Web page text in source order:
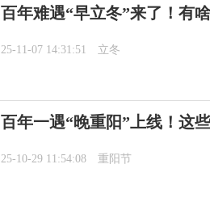
百年难遇“早立冬”来了！有
25-11-07 14:31:51 立冬
百年一遇“晚重阳”上线！这
25-10-29 11:54:08 重阳节